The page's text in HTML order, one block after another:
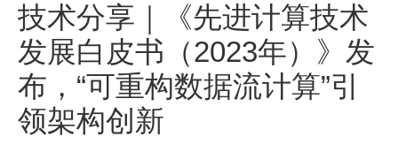
技术分享｜《先进计算技术
发展白皮书（2023年）》发
布，“可重构数据流计算”引
领架构创新